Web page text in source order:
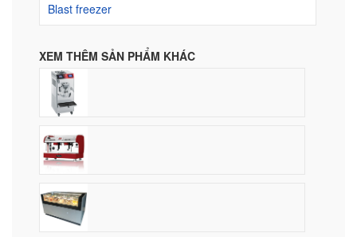
Blast freezer
XEM THÊM SẢN PHẨM KHÁC